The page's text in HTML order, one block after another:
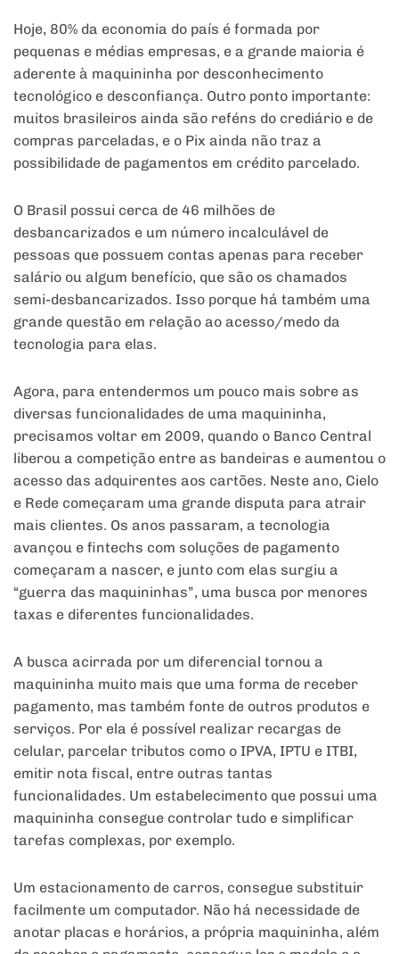
Hoje, 80% da economia do país é formada por
pequenas e médias empresas, e a grande maioria é
aderente à maquininha por desconhecimento
tecnológico e desconfiança. Outro ponto importante:
muitos brasileiros ainda são reféns do crediário e de
compras parceladas, e o Pix ainda não traz a
possibilidade de pagamentos em crédito parcelado.
O Brasil possui cerca de 46 milhões de
desbancarizados e um número incalculável de
pessoas que possuem contas apenas para receber
salário ou algum benefício, que são os chamados
semi-desbancarizados. Isso porque há também uma
grande questão em relação ao acesso/medo da
tecnologia para elas.
Agora, para entendermos um pouco mais sobre as
diversas funcionalidades de uma maquininha,
precisamos voltar em 2009, quando o Banco Central
liberou a competição entre as bandeiras e aumentou o
acesso das adquirentes aos cartões. Neste ano, Cielo
e Rede começaram uma grande disputa para atrair
mais clientes. Os anos passaram, a tecnologia
avançou e fintechs com soluções de pagamento
começaram a nascer, e junto com elas surgiu a
“guerra das maquininhas”, uma busca por menores
taxas e diferentes funcionalidades.
A busca acirrada por um diferencial tornou a
maquininha muito mais que uma forma de receber
pagamento, mas também fonte de outros produtos e
serviços. Por ela é possível realizar recargas de
celular, parcelar tributos como o IPVA, IPTU e ITBI,
emitir nota fiscal, entre outras tantas
funcionalidades. Um estabelecimento que possui uma
maquininha consegue controlar tudo e simplificar
tarefas complexas, por exemplo.
Um estacionamento de carros, consegue substituir
facilmente um computador. Não há necessidade de
anotar placas e horários, a própria maquininha, além